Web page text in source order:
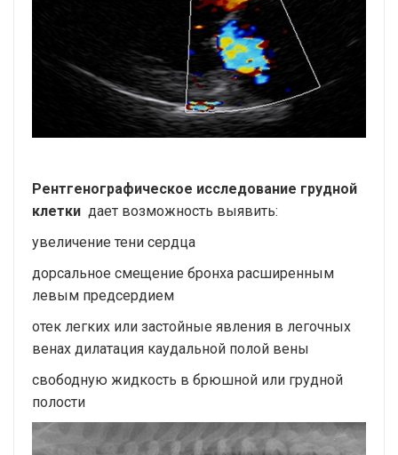
Рентгенографическое исследование грудной
клетки дает возможность выявить:
увеличение тени сердца
дорсальное смещение бронха расширенным
левым предсердием
отек легких или застойные явления в легочных
венах дилатация каудальной полой вены
свободную жидкость в брюшной или грудной
полости